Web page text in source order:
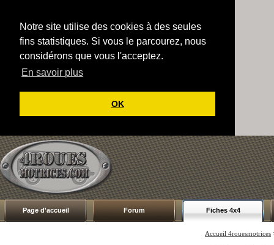
Notre site utilise des cookies à des seules
fins statistiques. Si vous le parcourez, nous
considérons que vous l'acceptez.
En savoir plus
OK
Page d'accueil Forum Fiches 4x4
Accueil 4rouesmotrices